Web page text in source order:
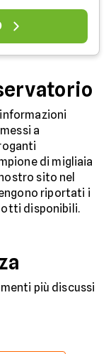
a
di migliaia
sito nel
riportati i
disponibili.
più discussi